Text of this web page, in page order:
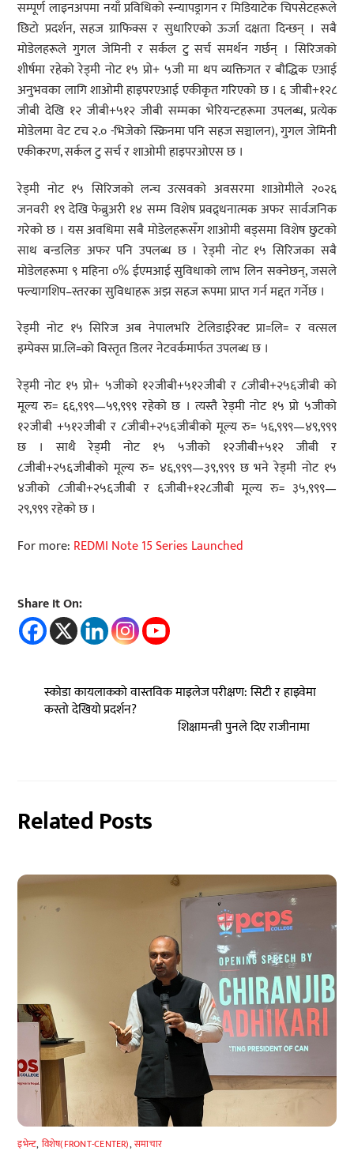
सम्पूर्ण लाइनअपमा नयाँ प्रविधिको स्न्यापड्रागन र मिडियाटेक चिपसेटहरूले
छिटो प्रदर्शन, सहज ग्राफिक्स र सुधारिएको ऊर्जा दक्षता दिन्छन् । सबै
मोडेलहरूले गुगल जेमिनी र सर्कल टु सर्च समर्थन गर्छन् । सिरिजको
शीर्षमा रहेको रेड्मी नोट १५ प्रो+ ५जी मा थप व्यक्तिगत र बौद्धिक एआई
अनुभवका लागि शाओमी हाइपरएआई एकीकृत गरिएको छ । ६ जीबी+१२८
जीबी देखि १२ जीबी+५१२ जीबी सम्मका भेरियन्टहरूमा उपलब्ध, प्रत्येक
मोडेलमा वेट टच २.० -भिजेको स्क्रिनमा पनि सहज सञ्चालन), गुगल जेमिनी
एकीकरण, सर्कल टु सर्च र शाओमी हाइपरओएस छ ।
रेड्मी नोट १५ सिरिजको लन्च उत्सवको अवसरमा शाओमीले २०२६
जनवरी १९ देखि फेब्रुअरी १४ सम्म विशेष प्रवद्र्धनात्मक अफर सार्वजनिक
गरेको छ । यस अवधिमा सबै मोडेलहरूसँग शाओमी बड्समा विशेष छुटको
साथ बन्डलिङ अफर पनि उपलब्ध छ । रेड्मी नोट १५ सिरिजका सबै
मोडेलहरूमा ९ महिना ०% ईएमआई सुविधाको लाभ लिन सक्नेछन्, जसले
फ्ल्यागशिप–स्तरका सुविधाहरू अझ सहज रूपमा प्राप्त गर्न मद्दत गर्नेछ ।
रेड्मी नोट १५ सिरिज अब नेपालभरि टेलिडाईरेक्ट प्रा=लि= र वत्सल
इम्पेक्स प्रा.लि=को विस्तृत डिलर नेटवर्कमार्फत उपलब्ध छ ।
रेड्मी नोट १५ प्रो+ ५जीको १२जीबी+५१२जीबी र ८जीबी+२५६जीबी को
मूल्य रु= ६६,९९९—५९,९९९ रहेको छ । त्यस्तै रेड्मी नोट १५ प्रो ५जीको
१२जीबी +५१२जीबी र ८जीबी+२५६जीबीको मूल्य रु= ५६,९९९—४९,९९९
छ । साथै रेड्मी नोट १५ ५जीको १२जीबी+५१२ जीबी र
८जीबी+२५६जीबीको मूल्य रु= ४६,९९९—३९,९९९ छ भने रेड्मी नोट १५
४जीको ८जीबी+२५६जीबी र ६जीबी+१२८जीबी मूल्य रु= ३५,९९९—
२९,९९९ रहेको छ ।
For more: REDMI Note 15 Series Launched
Share It On:
स्कोडा कायलाकको वास्तविक माइलेज परीक्षण: सिटी र हाइवेमा
कस्तो देखियो प्रदर्शन?
शिक्षामन्त्री पुनले दिए राजीनामा
Related Posts
इभेन्ट, विशेष(FRONT-CENTER),समाचार